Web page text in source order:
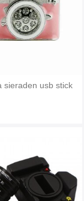
sieraden usb stick